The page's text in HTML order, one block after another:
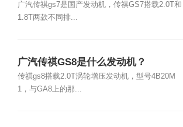
广汽传祺gs7是国产发动机，传祺GS7搭载2.0T和
1.8T两款不同排...
广汽传祺GS8是什么发动机？
传祺gs8搭载2.0T涡轮增压发动机，型号4B20M
1，与GA8上的那...